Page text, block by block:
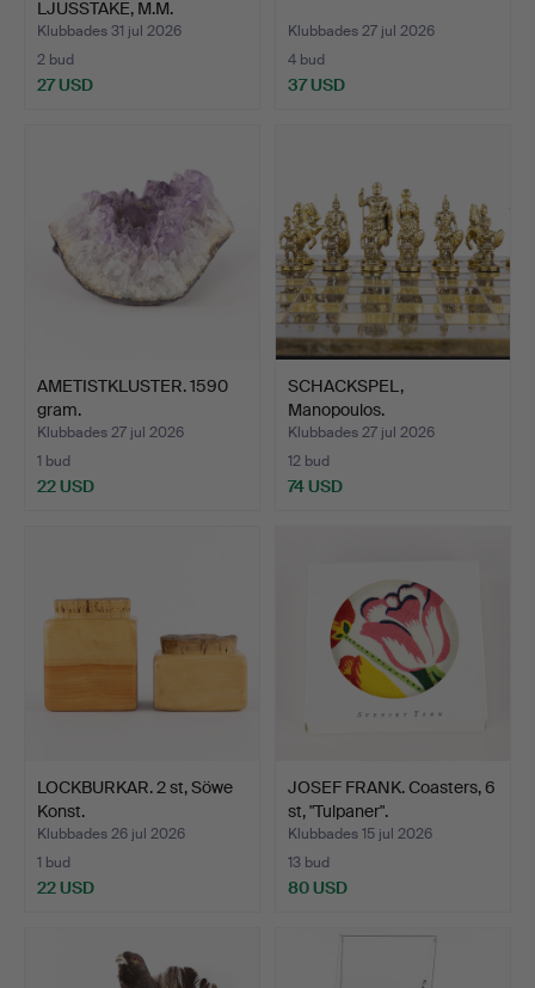
LJUSSTAKE, M.M.
Klubbades 31 jul 2026
2 bud
27 USD
Klubbades 27 jul 2026
4 bud
37 USD
AMETISTKLUSTER. 1590
gram.
Klubbades 27 jul 2026
1 bud
22 USD
SCHACKSPEL,
Manopoulos.
Klubbades 27 jul 2026
12 bud
74 USD
LOCKBURKAR. 2 st, Söwe
Konst.
Klubbades 26 jul 2026
1 bud
22 USD
JOSEF FRANK. Coasters, 6
st, "Tulpaner".
Klubbades 15 jul 2026
13 bud
80 USD